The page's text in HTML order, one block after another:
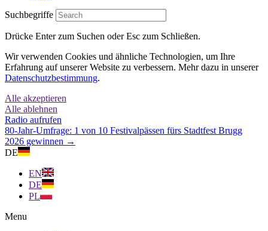
Suchbegriffe
Drücke Enter zum Suchen oder Esc zum Schließen.
Wir verwenden Cookies und ähnliche Technologien, um Ihre
Erfahrung auf unserer Website zu verbessern. Mehr dazu in unserer
Datenschutzbestimmung.
Alle akzeptieren
Alle ablehnen
Radio aufrufen
80-Jahr-Umfrage: 1 von 10 Festivalpässen fürs Stadtfest Brugg
2026 gewinnen →
DE
EN
DE
PL
Menu